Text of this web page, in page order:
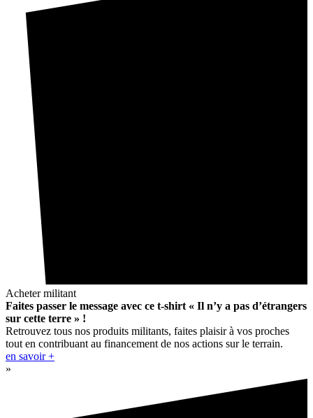
Acheter militant
Faites passer le message avec ce t-shirt « Il n’y a pas d’étrangers
sur cette terre » !
Retrouvez tous nos produits militants, faites plaisir à vos proches
tout en contribuant au financement de nos actions sur le terrain.
en savoir +
»